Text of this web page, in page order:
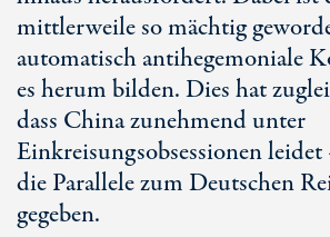
mittlerweile so mächtig
automatisch antihegemoniale
es herum bilden. Dies hat
dass China zunehmend unter
Einkreisungsobsessionen
die Parallele zum Deutschen
gegeben.